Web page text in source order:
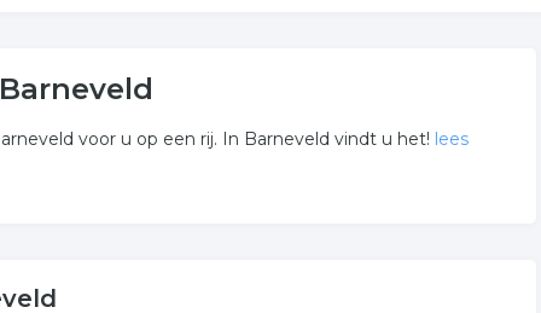
voor u op een rij. In Barneveld vindt u het! lees